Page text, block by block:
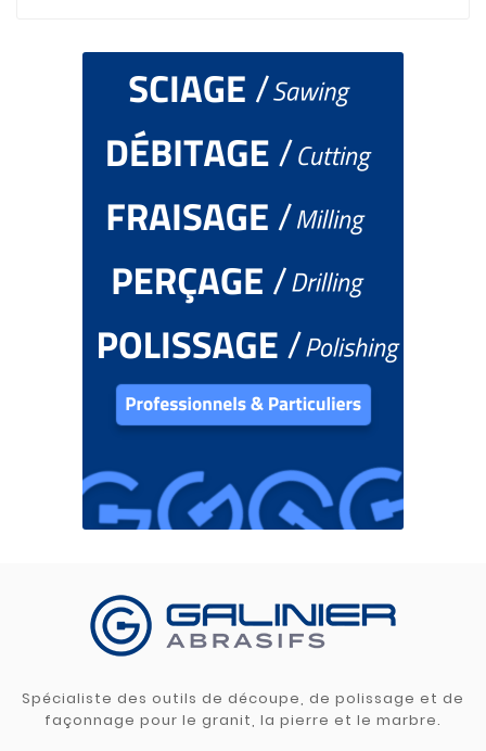
Spécialiste des outils de découpe, de polissage et de
façonnage pour le granit, la pierre et le marbre.